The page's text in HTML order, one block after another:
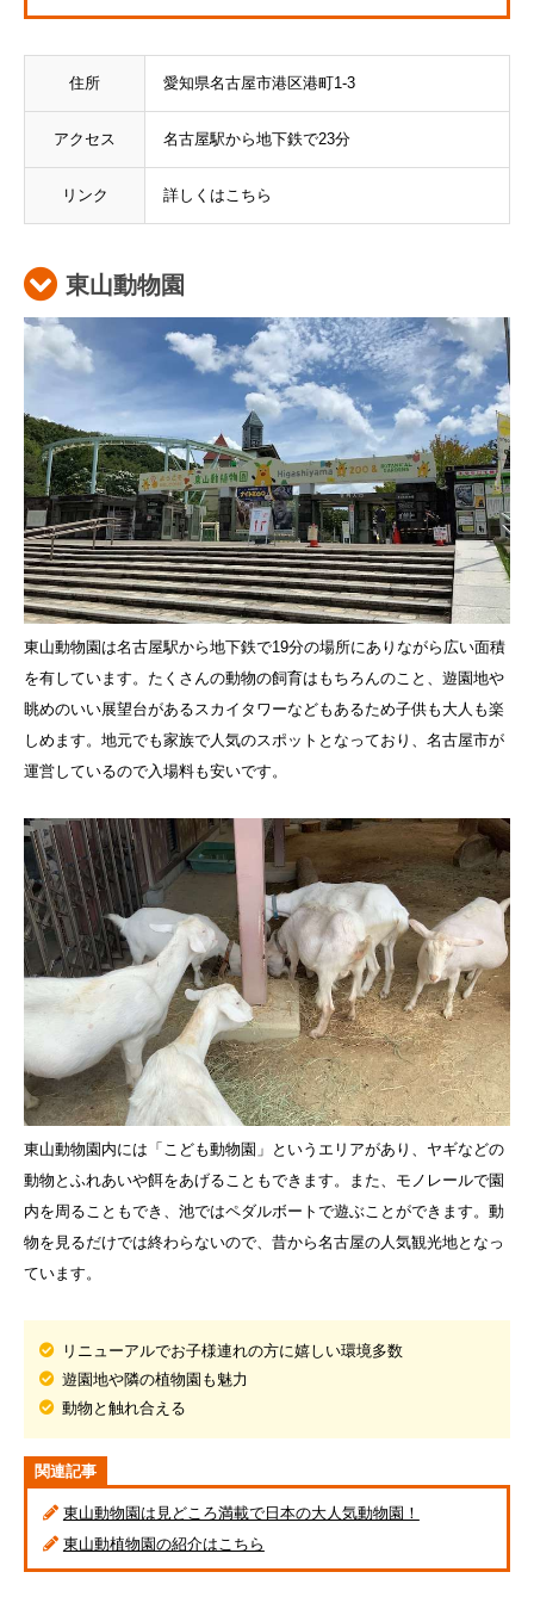
住所 愛知県名古屋市港区港町1-3
アクセス 名古屋駅から地下鉄で23分
リンク 詳しくはこちら
東山動物園
東山動物園は名古屋駅から地下鉄で19分の場所にありながら広い面積
を有しています。たくさんの動物の飼育はもちろんのこと、遊園地や
眺めのいい展望台があるスカイタワーなどもあるため子供も大人も楽
しめます。地元でも家族で人気のスポットとなっており、名古屋市が
運営しているので入場料も安いです。
東山動物園内には「こども動物園」というエリアがあり、ヤギなどの
動物とふれあいや餌をあげることもできます。また、モノレールで園
内を周ることもでき、池ではペダルボートで遊ぶことができます。動
物を見るだけでは終わらないので、昔から名古屋の人気観光地となっ
ています。
リニューアルでお子様連れの方に嬉しい環境多数
遊園地や隣の植物園も魅力
動物と触れ合える
関連記事
東山動物園は見どころ満載で日本の大人気動物園！
東山動植物園の紹介はこちら